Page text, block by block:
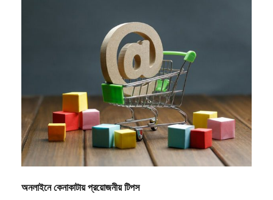
অনলাইনে কেনাকাটায় প্রয়োজনীয় টিপস